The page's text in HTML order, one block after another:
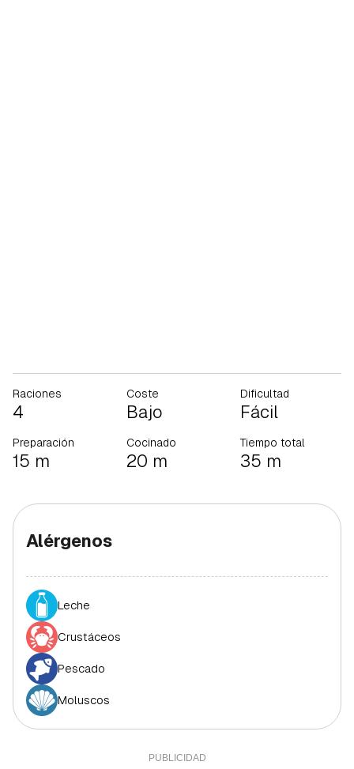
Raciones
4
Coste
Bajo
Dificultad
Fácil
Preparación
15 m
Cocinado
20 m
Tiempo total
35 m
Alérgenos
Leche
Crustáceos
Pescado
Moluscos